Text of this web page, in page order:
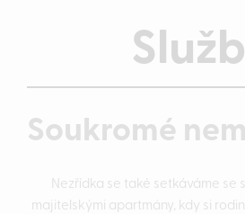
Soukromé
Nezřídka se také setkáváme se
majitelskými apartmány, kdy si